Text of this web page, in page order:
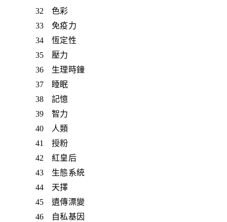
32 色彩
33 免疫力
34 恆定性
35 壓力
36 生理時鐘
37 睡眠
38 記憶
39 智力
40 人類
41 授粉
42 紅皇后
43 生態系統
44 天擇
45 遺傳漂變
46 自私基因